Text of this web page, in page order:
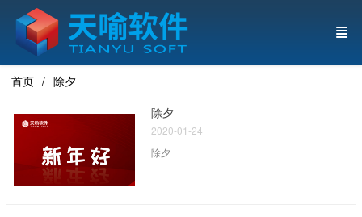
首页
除夕
除夕
2020-01-24
除夕